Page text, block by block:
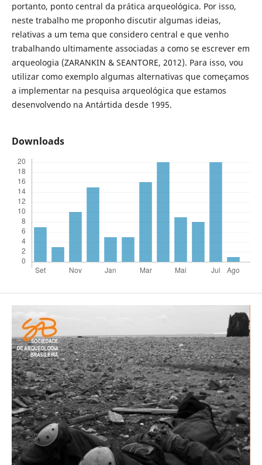
portanto, ponto central da prática arqueológica. Por isso,
neste trabalho me proponho discutir algumas ideias,
relativas a um tema que considero central e que venho
trabalhando ultimamente associadas a como se escrever em
arqueologia (ZARANKIN & SEANTORE, 2012). Para isso, vou
utilizar como exemplo algumas alternativas que começamos
a implementar na pesquisa arqueológica que estamos
desenvolvendo na Antártida desde 1995.
Downloads